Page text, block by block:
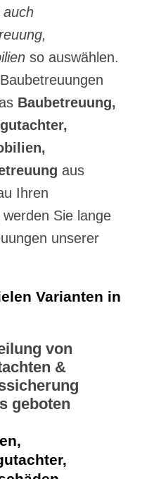
auch
so auswählen.
Baubetreuung,
aus
Ihren
Sie lange
unserer
Varianten in
von
&
geboten